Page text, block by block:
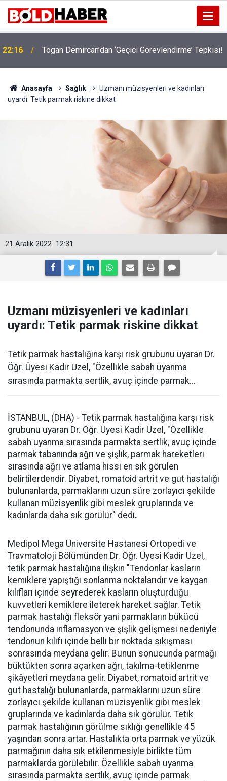
19:32 Sıcak Havalarda Ödem Şikayetini Hafife Almayın!
Anasayfa Sağlık
Uzmanı müzisyenleri ve kadınları
uyardı: Tetik parmak riskine dikkat
12:31
21 Aralık 2022
Uzmanı müzisyenleri ve kadınları
uyardı: Tetik parmak riskine dikkat
Tetik parmak hastalığına karşı risk grubunu uyaran Dr.
Öğr. Üyesi Kadir Uzel, "Özellikle sabah uyanma
sırasında parmakta sertlik, avuç içinde parmak...
İSTANBUL, (DHA) - Tetik parmak hastalığına karşı risk
grubunu uyaran Dr. Öğr. Üyesi Kadir Uzel, "Özellikle
sabah uyanma sırasında parmakta sertlik, avuç içinde
parmak tabanında ağrı ve şişlik, parmak hareketleri
sırasında ağrı ve atlama hissi en sık görülen
belirtilerdendir. Diyabet, romatoid artrit ve gut hastalığı
bulunanlarda, parmaklarını uzun süre zorlayıcı şekilde
kullanan müzisyenlik gibi meslek gruplarında ve
kadınlarda daha sık görülür" dedi.
Medipol Mega Üniversite Hastanesi Ortopedi ve
Travmatoloji Bölümünden Dr. Öğr. Üyesi Kadir Uzel,
tetik parmak hastalığına ilişkin "Tendonlar kasların
kemiklere yapıştığı sonlanma noktalarıdır ve kaygan
kılıfları içinde seyrederek kasların oluşturduğu
kuvvetleri kemiklere ileterek hareket sağlar. Tetik
parmak hastalığı fleksör yani parmakların bükücü
tendonunda inflamasyon ve şişlik gelişmesi nedeniyle
tendonun kılıfı içinde belli bir noktada sıkışması
sonrasında meydana gelir. Bunun sonucunda parmağı
büktükten sonra açarken ağrı, takılma-tetiklenme
şikâyetleri meydana gelir. Diyabet, romatoid artrit ve
gut hastalığı bulunanlarda, parmaklarını uzun süre
zorlayıcı şekilde kullanan müzisyenlik gibi meslek
gruplarında ve kadınlarda daha sık görülür. Tetik
parmak hastalığının görülme sıklığı genellikle 45
yaşından sonra artar. Hastalıkta orta parmak ve yüzük
parmağının daha sık etkilenmesiyle birlikte tüm
parmaklarda görülebilir. Özellikle sabah uyanma
sırasında parmakta sertlik, avuç içinde parmak